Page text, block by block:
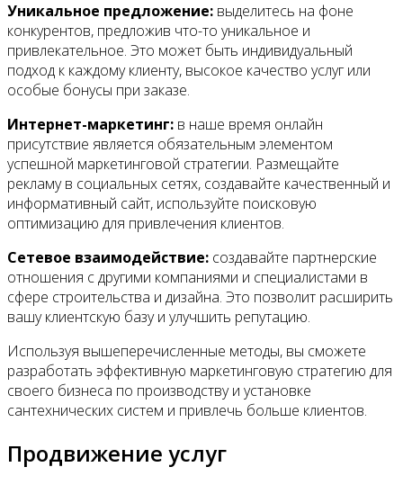
Уникальное предложение: выделитесь на фоне
конкурентов, предложив что-то уникальное и
привлекательное. Это может быть индивидуальный
подход к каждому клиенту, высокое качество услуг или
особые бонусы при заказе.
Интернет-маркетинг: в наше время онлайн
присутствие является обязательным элементом
успешной маркетинговой стратегии. Размещайте
рекламу в социальных сетях, создавайте качественный и
информативный сайт, используйте поисковую
оптимизацию для привлечения клиентов.
Сетевое взаимодействие: создавайте партнерские
отношения с другими компаниями и специалистами в
сфере строительства и дизайна. Это позволит расширить
вашу клиентскую базу и улучшить репутацию.
Используя вышеперечисленные методы, вы сможете
разработать эффективную маркетинговую стратегию для
своего бизнеса по производству и установке
сантехнических систем и привлечь больше клиентов.
Продвижение услуг